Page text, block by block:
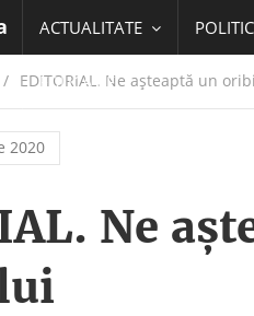
ACTUALITATE
EDUCATIE
EDITORIAL. Ne aşteaptă un
2020
Ne